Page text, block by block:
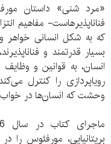
«مرد شنی» داستان
فناناپذیرهاست- مفاهیم
که به شکل انسانی خواهر و
انسان، به قوانین و
رویاپردازی را کنترل
وحشت که انسان‌ها در
بریتانیایی، مورفئوس را